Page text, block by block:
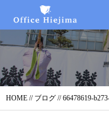
HOME // ブログ // 66478619-